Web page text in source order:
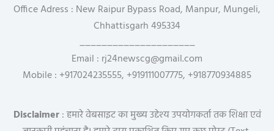
Office Adress : New Raipur Bypass Road, Manpur, Mungeli,
Chhattisgarh 495334
_____________________
Email : rj24newscg@gmail.com
Mobile : +917024235555, +919111007775, +918770934885
Disclaimer: हमारे वेबसाइट का मुख्य उद्देश्य उपयोगकर्ता तक शिक्षा एवं